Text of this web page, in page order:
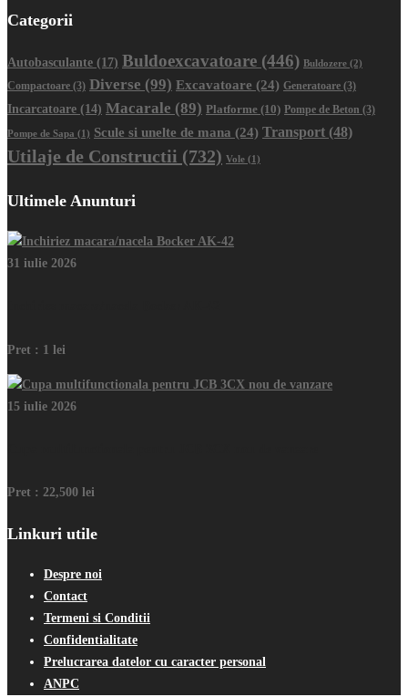
Categorii
Autobasculante (17) Buldoexcavatoare (446) Buldozere (2)
Compactoare (3) Diverse (99) Excavatoare (24) Generatoare (3)
Incarcatoare (14) Macarale (89) Platforme (10) Pompe de Beton (3)
Pompe de Sapa (1) Scule si unelte de mana (24) Transport (48)
Utilaje de Constructii (732) Vole (1)
Ultimele Anunturi
31 iulie 2026
Pret : 1 lei
15 iulie 2026
Pret : 22,500 lei
Linkuri utile
Despre noi
Contact
Termeni si Conditii
Confidentialitate
Prelucrarea datelor cu caracter personal
ANPC